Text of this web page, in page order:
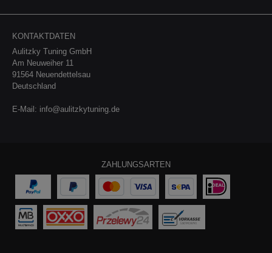
KONTAKTDATEN
Aulitzky Tuning GmbH
Am Neuweiher 11
91564 Neuendettelsau
Deutschland
E-Mail: info@aulitzkytuning.de
ZAHLUNGSARTEN